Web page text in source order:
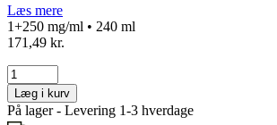
Læs mere
1+250 mg/ml • 240 ml
171,49 kr.
Læg i kurv
På lager - Levering 1-3 hverdage